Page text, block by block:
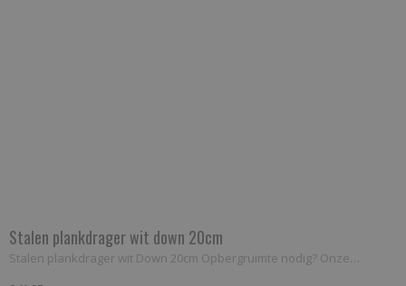
Stalen plankdrager wit down 20cm
Stalen plankdrager wit Down 20cm Opbergruimte nodig? Onze…